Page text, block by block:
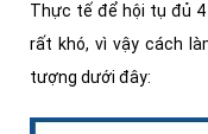
Thực tế để hội tụ đủ
rất khó, vì vậy cách
tượng dưới đây: